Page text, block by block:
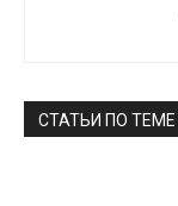
СТАТЬИ ПО ТЕМЕ